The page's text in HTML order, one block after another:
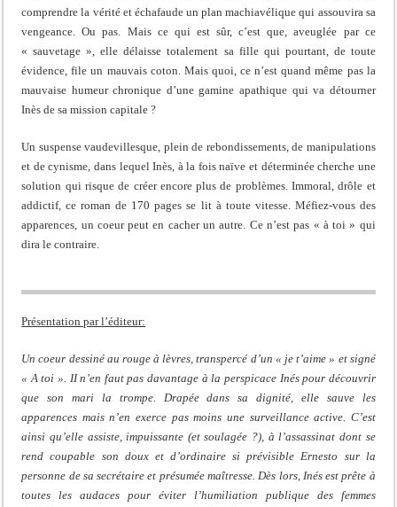
comprendre la vérité et échafaude un plan machiavélique qui assouvira sa
vengeance. Ou pas. Mais ce qui est sûr, c’est que, aveuglée par ce
« sauvetage », elle délaisse totalement sa fille qui pourtant, de toute
évidence, file un mauvais coton. Mais quoi, ce n’est quand même pas la
mauvaise humeur chronique d’une gamine apathique qui va détourner
Inès de sa mission capitale ?
Un suspense vaudevillesque, plein de rebondissements, de manipulations
et de cynisme, dans lequel Inès, à la fois naïve et déterminée cherche une
solution qui risque de créer encore plus de problèmes. Immoral, drôle et
addictif, ce roman de 170 pages se lit à toute vitesse. Méfiez-vous des
apparences, un coeur peut en cacher un autre. Ce n’est pas « à toi » qui
dira le contraire.
Présentation par l’éditeur:
Un coeur dessiné au rouge à lèvres, transpercé d’un « je t’aime » et signé
« A toi ». II n’en faut pas davantage à la perspicace Inés pour découvrir
que son mari la trompe. Drapée dans sa dignité, elle sauve les
apparences mais n’en exerce pas moins une surveillance active. C’est
ainsi qu’elle assiste, impuissante (et soulagée ?), à l’assassinat dont se
rend coupable son doux et d’ordinaire si prévisible Ernesto sur la
personne de sa secrétaire et présumée maîtresse. Dès lors, Inés est prête à
toutes les audaces pour éviter l’humiliation publique des femmes